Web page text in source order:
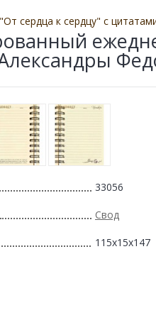
сердца к сердцу" с
33056
Свод
115x15x147